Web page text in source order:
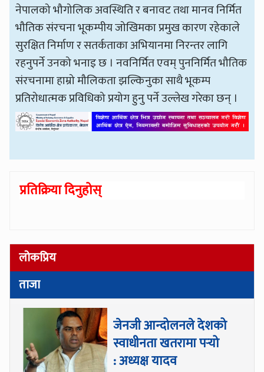
नेपालको भौगोलिक अवस्थिति र बनावट तथा मानव निर्मित
भौतिक संरचना भूकम्पीय जोखिमका प्रमुख कारण रहेकाले
सुरक्षित निर्माण र सतर्कताका अभियानमा निरन्तर लागि
रहनुपर्ने उनको भनाइ छ । नवनिर्मित एवम् पुननिर्मित भौतिक
संरचनामा हाम्रो मौलिकता झल्किनुका साथै भूकम्प
प्रतिरोधात्मक प्रविधिको प्रयोग हुनु पर्ने उल्लेख गरेका छन् ।
प्रतिक्रिया दिनुहोस्
लोकप्रिय
ताजा
जेनजी आन्दोलनले देशको
स्वाधीनता खतरामा पर्‍यो
: अध्यक्ष यादव